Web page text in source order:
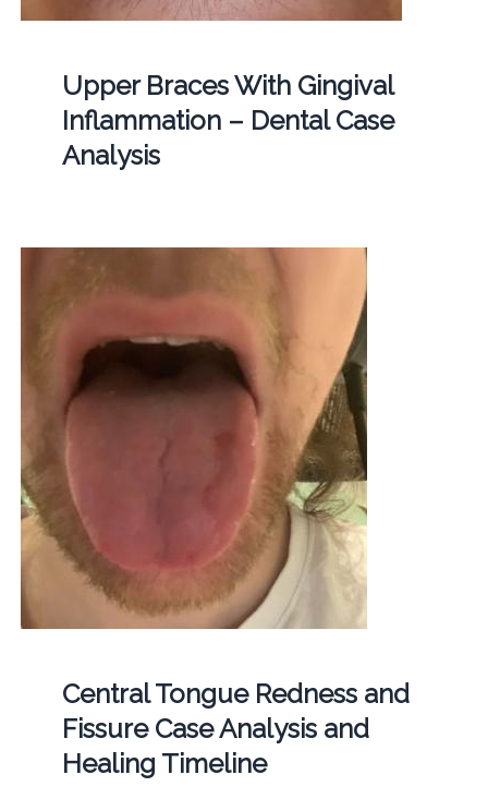
Upper Braces With Gingival
Inflammation – Dental Case
Analysis
Central Tongue Redness and
Fissure Case Analysis and
Healing Timeline